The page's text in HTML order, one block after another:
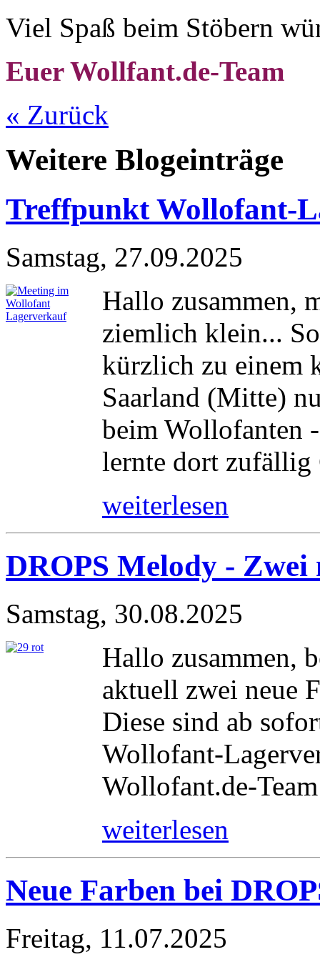
Viel Spaß beim Stöbern
Euer Wollfant.de-Team
« Zurück
Weitere Blogeinträge
Treffpunkt Wollofant-
Samstag, 27.09.2025
Hallo zusammen,
ziemlich klein...
kürzlich zu einem
Saarland (Mitte)
beim Wollofanten
lernte dort zufällig
weiterlesen
DROPS Melody - Zwei
Samstag, 30.08.2025
Hallo zusammen,
aktuell zwei neue
Diese sind ab
Wollofant-
Wollofant.de-Team
weiterlesen
Neue Farben bei
Freitag, 11.07.2025